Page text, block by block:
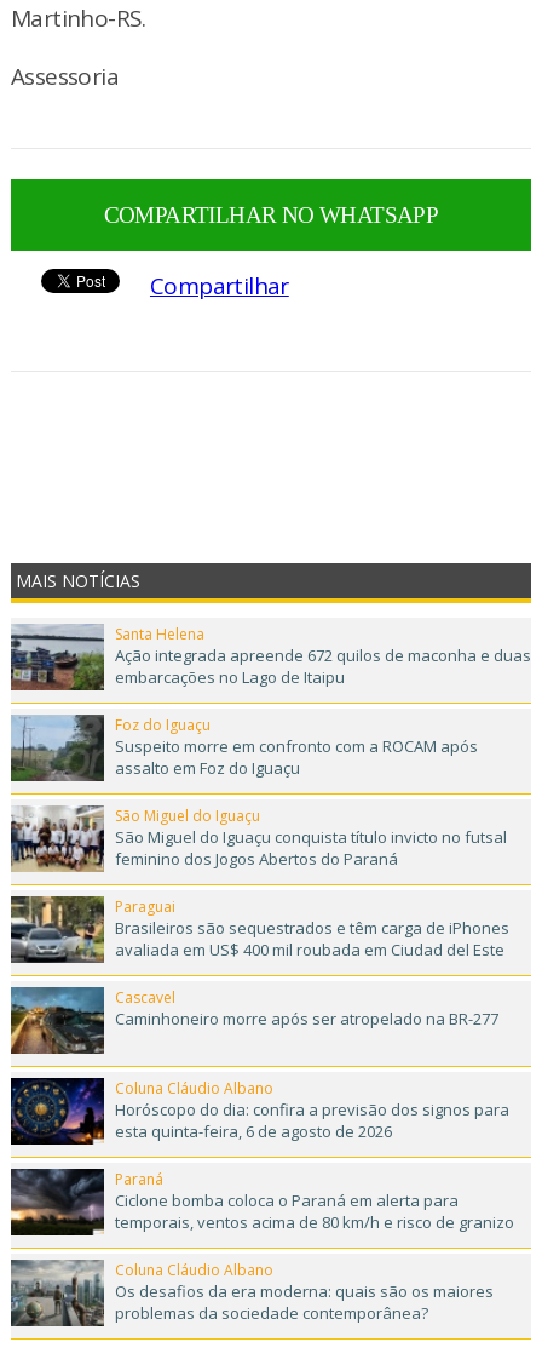
Martinho-RS.
Assessoria
COMPARTILHAR NO WHATSAPP
Compartilhar
MAIS NOTÍCIAS
Santa Helena
Ação integrada apreende 672 quilos de maconha e duas
embarcações no Lago de Itaipu
Foz do Iguaçu
Suspeito morre em confronto com a ROCAM após
assalto em Foz do Iguaçu
São Miguel do Iguaçu
São Miguel do Iguaçu conquista título invicto no futsal
feminino dos Jogos Abertos do Paraná
Paraguai
Brasileiros são sequestrados e têm carga de iPhones
avaliada em US$ 400 mil roubada em Ciudad del Este
Cascavel
Caminhoneiro morre após ser atropelado na BR-277
Coluna Cláudio Albano
Horóscopo do dia: confira a previsão dos signos para
esta quinta-feira, 6 de agosto de 2026
Paraná
Ciclone bomba coloca o Paraná em alerta para
temporais, ventos acima de 80 km/h e risco de granizo
Coluna Cláudio Albano
Os desafios da era moderna: quais são os maiores
problemas da sociedade contemporânea?